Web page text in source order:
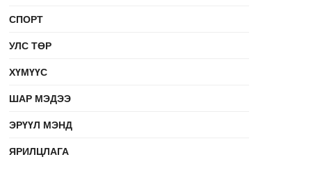
СПОРТ
УЛС ТӨР
ХҮМҮҮС
ШАР МЭДЭЭ
ЭРҮҮЛ МЭНД
ЯРИЛЦЛАГА